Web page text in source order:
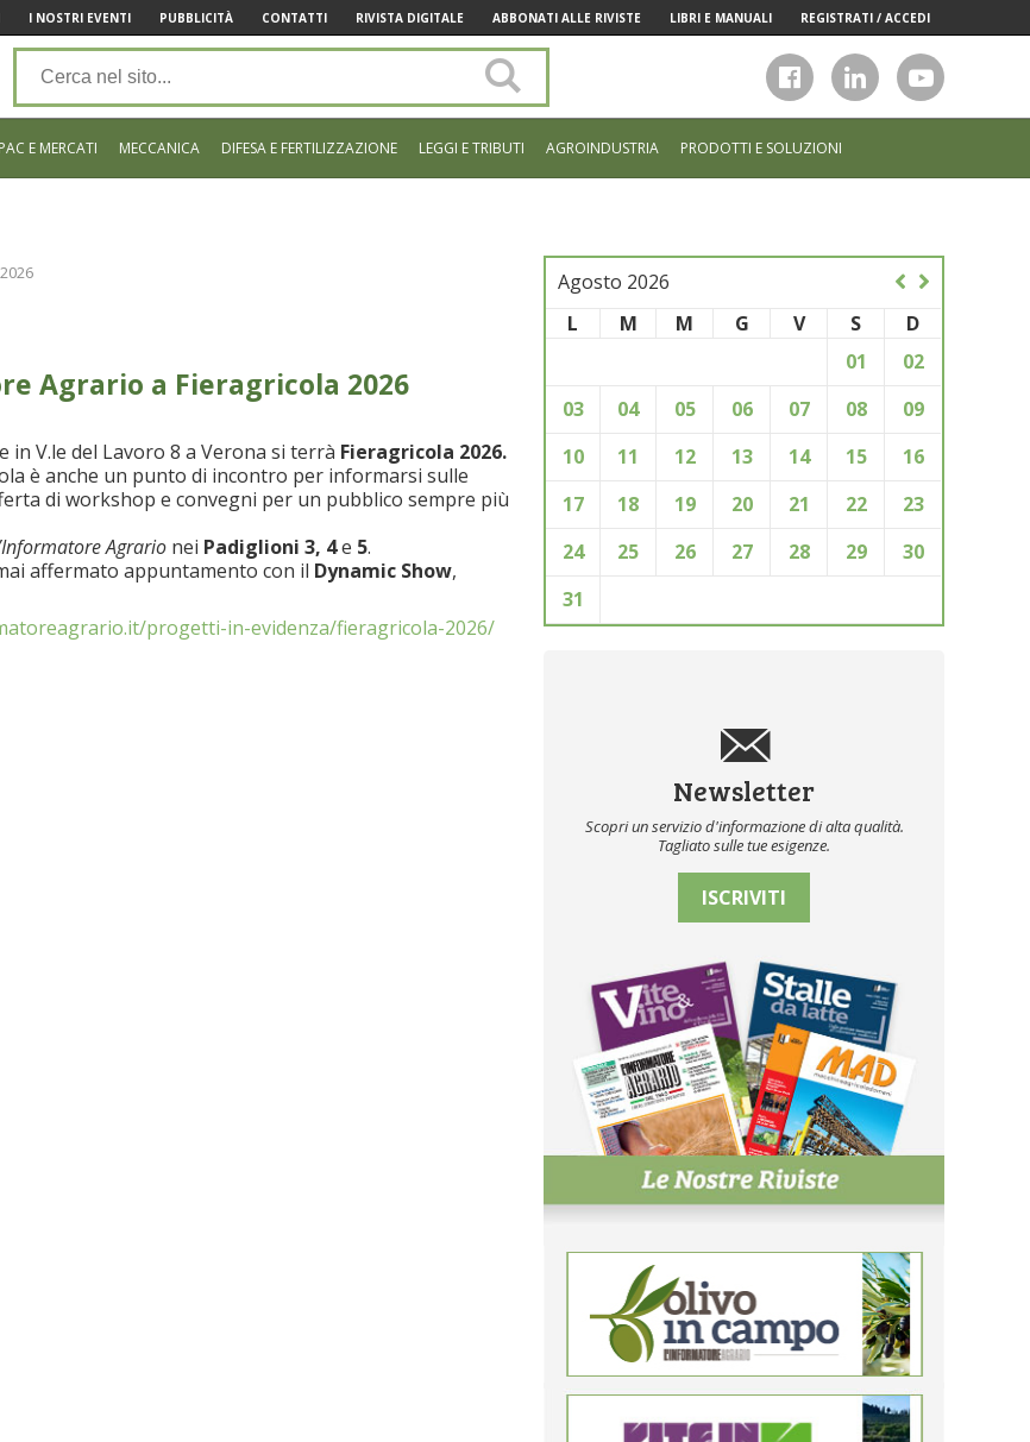
I NOSTRI EVENTI PUBBLICITÀ CONTATTI RIVISTA DIGITALE ABBONATI ALLE RIVISTE LIBRI E MANUALI REGISTRATI / ACCEDI
sito
PAC E MERCATI MECCANICA DIFESA E FERTILIZZAZIONE LEGGI E TRIBUTI AGROINDUSTRIA PRODOTTI E SOLUZIONI
Agrario a Fieragricola 2026
in V.le del Lavoro 8 a Verona si terrà Fieragricola 2026.
è anche un punto di incontro per informarsi sulle
di workshop e convegni per un pubblico sempre più
Agrario nei Padiglioni 3, 4e 5.
affermato appuntamento con il Dynamic Show,
progetti-in-evidenza/fieragricola-2026/
Agosto 2026
L
M M G V S
D
01
02
03
04 05 06 07 08
09
10
11 12 13 14 15
16
17
18 19 20 21 22
23
24
25 26 27 28 29
30
31
Newsletter
Scopri un servizio d'informazione di alta qualità.
Tagliato sulle tue esigenze.
ISCRIVITI